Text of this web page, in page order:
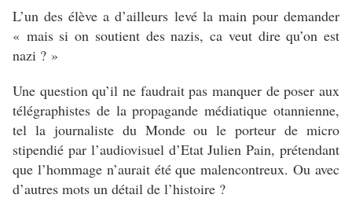
L’un des élève a d’ailleurs levé la main pour demander
« mais si on soutient des nazis, ca veut dire qu’on est
nazi ? »
Une question qu’il ne faudrait pas manquer de poser aux
télégraphistes de la propagande médiatique otannienne,
tel la journaliste du Monde ou le porteur de micro
stipendié par l’audiovisuel d’Etat Julien Pain, prétendant
que l’hommage n’aurait été que malencontreux. Ou avec
d’autres mots un détail de l’histoire ?